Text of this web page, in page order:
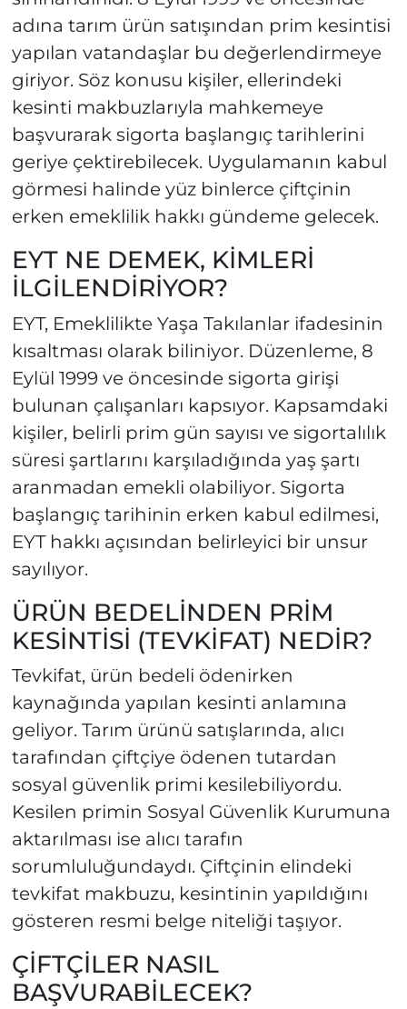
adına tarım ürün satışından prim kesintisi
yapılan vatandaşlar bu değerlendirmeye
giriyor. Söz konusu kişiler, ellerindeki
kesinti makbuzlarıyla mahkemeye
başvurarak sigorta başlangıç tarihlerini
geriye çektirebilecek. Uygulamanın kabul
görmesi halinde yüz binlerce çiftçinin
erken emeklilik hakkı gündeme gelecek.
EYT NE DEMEK, KİMLERİ
İLGİLENDİRİYOR?
EYT, Emeklilikte Yaşa Takılanlar ifadesinin
kısaltması olarak biliniyor. Düzenleme, 8
Eylül 1999 ve öncesinde sigorta girişi
bulunan çalışanları kapsıyor. Kapsamdaki
kişiler, belirli prim gün sayısı ve sigortalılık
süresi şartlarını karşıladığında yaş şartı
aranmadan emekli olabiliyor. Sigorta
başlangıç tarihinin erken kabul edilmesi,
EYT hakkı açısından belirleyici bir unsur
sayılıyor.
ÜRÜN BEDELİNDEN PRİM
KESİNTİSİ (TEVKİFAT) NEDİR?
Tevkifat, ürün bedeli ödenirken
kaynağında yapılan kesinti anlamına
geliyor. Tarım ürünü satışlarında, alıcı
tarafından çiftçiye ödenen tutardan
sosyal güvenlik primi kesilebiliyordu.
Kesilen primin Sosyal Güvenlik Kurumuna
aktarılması ise alıcı tarafın
sorumluluğundaydı. Çiftçinin elindeki
tevkifat makbuzu, kesintinin yapıldığını
gösteren resmi belge niteliği taşıyor.
ÇİFTÇİLER NASIL
BAŞVURABİLECEK?